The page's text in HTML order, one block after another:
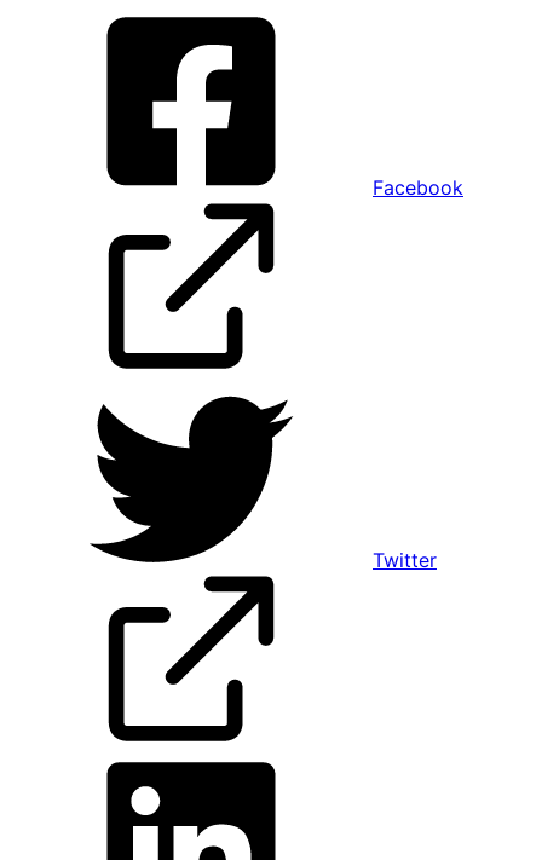
Facebook
Twitter